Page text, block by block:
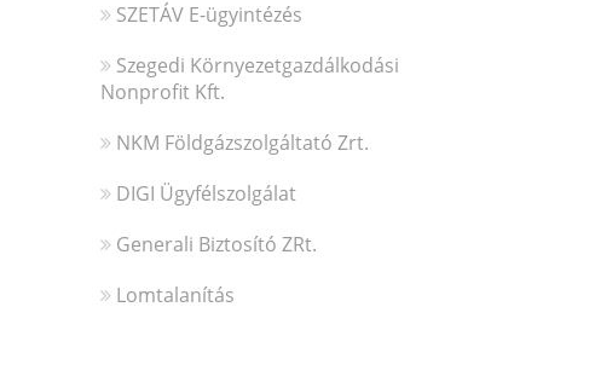
SZETÁV E-ügyintézés
Szegedi Környezetgazdálkodási
Nonprofit Kft.
NKM Földgázszolgáltató Zrt.
DIGI Ügyfélszolgálat
Generali Biztosító ZRt.
Lomtalanítás